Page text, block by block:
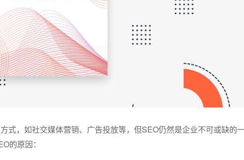
式，如社交媒体营销、广告投放等，但SEO仍然是企业不可或缺的
的原因：